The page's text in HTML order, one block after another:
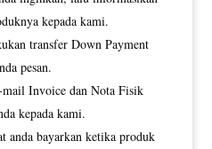
kepada kami.
transfer Down Payment
pesan.
Invoice dan Nota Fisik
kepada kami.
anda bayarkan ketika produk